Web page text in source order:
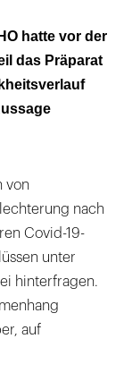
hatte vor der
das Präparat
von
nach
Covid-19-
unter
hinterfragen.
auf